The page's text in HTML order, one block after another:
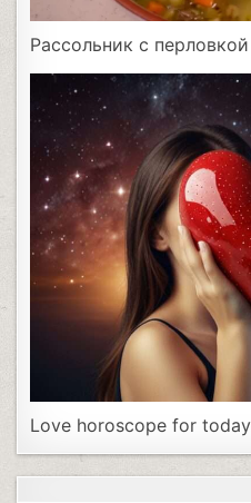
Рассольник с
Love horoscope for